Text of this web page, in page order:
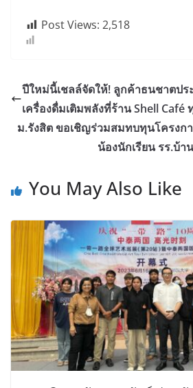
Post Views: 2,518
ปีใหม่นี้เชลล์จัดให้! ลูกค้าธนชาตป
เครื่องดื่มเติมพลังที่ร้าน Shell Café
ม.รังสิต ขอเชิญร่วมสมทบทุนโครงก
น้องนักเรียน รร.บ้
You May Also Like